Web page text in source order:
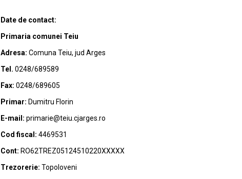
Date de contact:
Primaria comunei Teiu
Adresa: Comuna Teiu, jud Arges
Tel. 0248/689589
Fax: 0248/689605
Primar: Dumitru Florin
E-mail: primarie@teiu.cjarges.ro
Cod fiscal: 4469531
Cont: RO62TREZ05124510220XXXXX
Trezorerie: Topoloveni